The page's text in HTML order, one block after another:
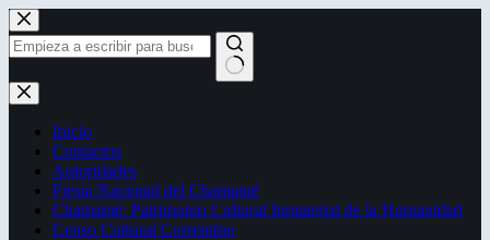
Saltar
al
contenido
Sin
resultados
Inicio
Contactos
Autoridades
Fiesta Nacional del Chamamé
Chamamé: Patrimonio Cultural Inmaterial de la Humanidad
Censo Cultural Correntino